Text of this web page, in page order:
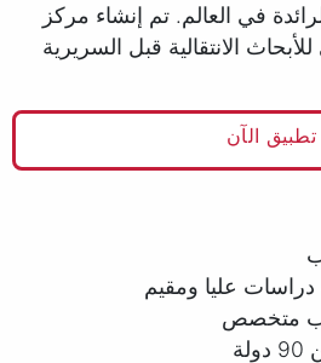
في العالم. تم إنشاء مركز
الانتقالية قبل السريرية
تطبيق الآن